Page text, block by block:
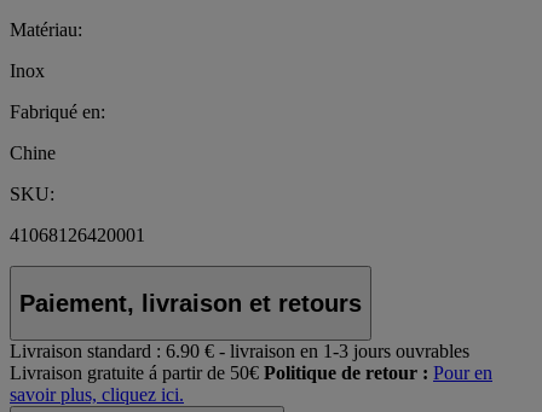
Matériau:
Inox
Fabriqué en:
Chine
SKU:
41068126420001
Paiement, livraison et retours
Livraison standard : 6.90 € - livraison en 1-3 jours ouvrables
Livraison gratuite á partir de 50€ Politique de retour : Pour en
savoir plus, cliquez ici.